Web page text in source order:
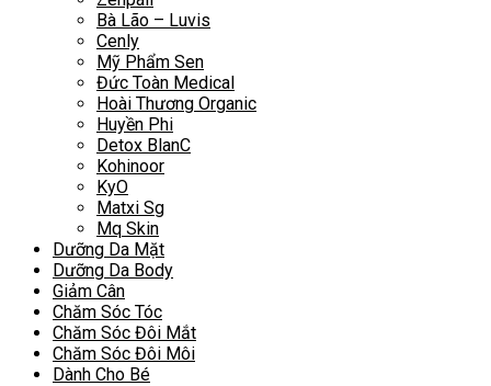
Bà Lão – Luvis
Cenly
Mỹ Phẩm Sen
Đức Toàn Medical
Hoài Thương Organic
Huyền Phi
Detox BlanC
Kohinoor
KyO
Matxi Sg
Mq Skin
Dưỡng Da Mặt
Dưỡng Da Body
Giảm Cân
Chăm Sóc Tóc
Chăm Sóc Đôi Mắt
Chăm Sóc Đôi Môi
Dành Cho Bé